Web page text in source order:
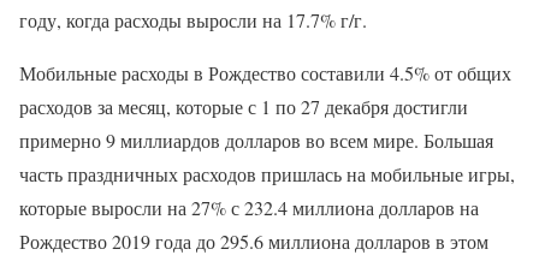
году, когда расходы выросли на 17.7% г/г.
Мобильные расходы в Рождество составили 4.5% от общих
расходов за месяц, которые с 1 по 27 декабря достигли
примерно 9 миллиардов долларов во всем мире. Большая
часть праздничных расходов пришлась на мобильные игры,
которые выросли на 27% с 232.4 миллиона долларов на
Рождество 2019 года до 295.6 миллиона долларов в этом